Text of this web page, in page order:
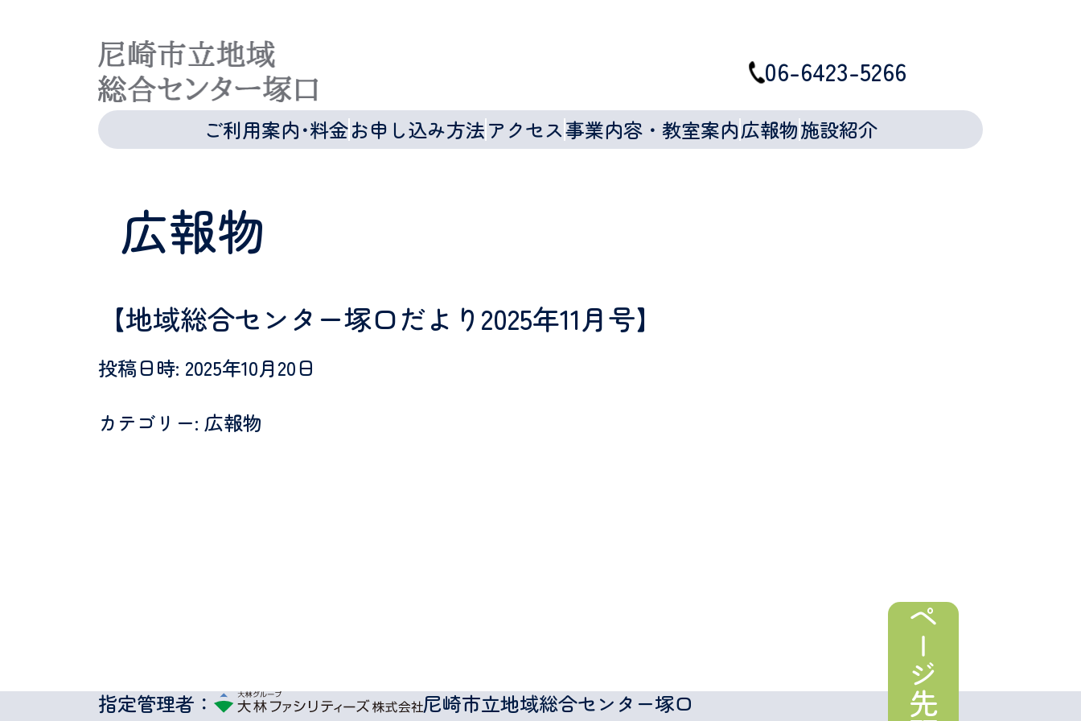
06-6423-5266
ご利用案内･料金お申し込み方法アクセス事業内容・教室案内広報物施設紹介
広報物
【地域総合センター塚口だより2025年11月号】
投稿日時: 2025年10月20日
カテゴリー: 広報物
指定管理者： 尼崎市立地域総合センター塚口